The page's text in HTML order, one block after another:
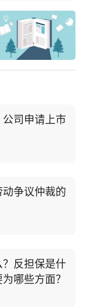
司申请上市
争议仲裁的
反担保是什
哪些方面？